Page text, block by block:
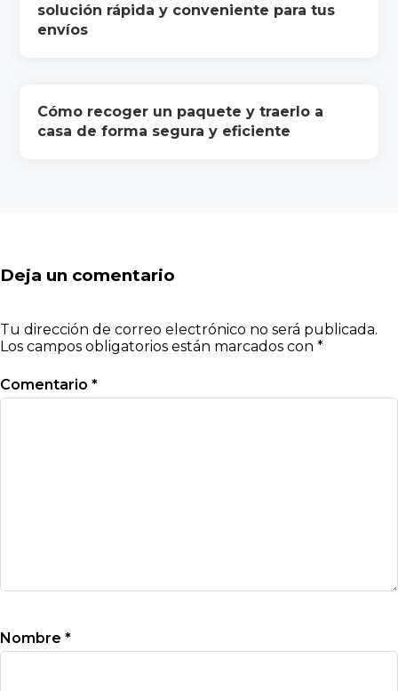
solución rápida y conveniente para tus
envíos
Cómo recoger un paquete y traerlo a
casa de forma segura y eficiente
Deja un comentario
Tu dirección de correo electrónico no será publicada.
Los campos obligatorios están marcados con *
Comentario *
Nombre *